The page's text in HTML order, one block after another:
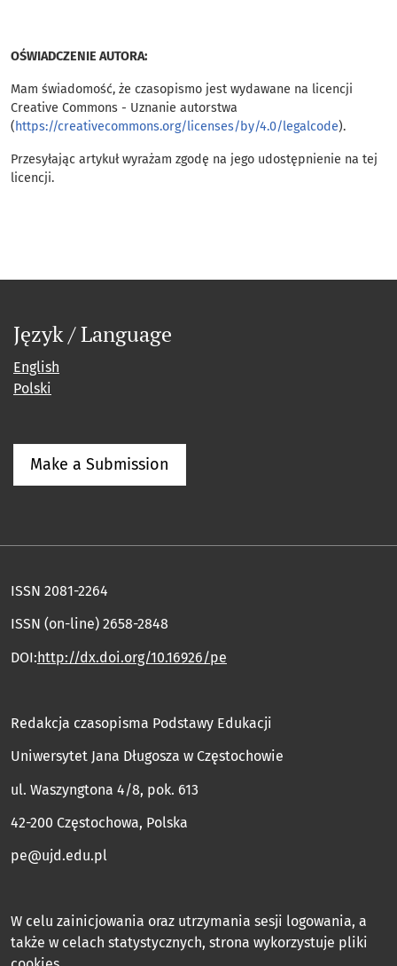
OŚWIADCZENIE AUTORA:
Mam świadomość, że czasopismo jest wydawane na licencji
Creative Commons - Uznanie autorstwa
(https://creativecommons.org/licenses/by/4.0/legalcode).
Przesyłając artykuł wyrażam zgodę na jego udostępnienie na tej
licencji.
Język / Language
English
Polski
Make a Submission
ISSN 2081-2264
ISSN (on-line) 2658-2848
DOI:http://dx.doi.org/10.16926/pe
Redakcja czasopisma Podstawy Edukacji
Uniwersytet Jana Długosza w Częstochowie
ul. Waszyngtona 4/8, pok. 613
42-200 Częstochowa, Polska
pe@ujd.edu.pl
W celu zainicjowania oraz utrzymania sesji logowania, a
także w celach statystycznych, strona wykorzystuje pliki